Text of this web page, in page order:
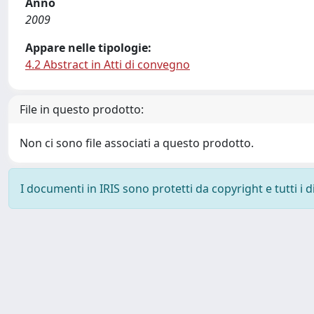
2009
Appare nelle tipologie:
4.2 Abstract in Atti di convegno
File in questo prodotto:
Non ci sono file associati a questo prodotto.
I documenti in IRIS sono protetti da copyright e tutti i